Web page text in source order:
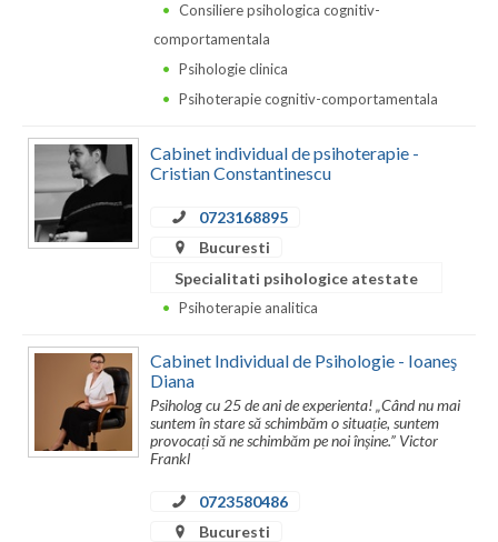
Neamt
Prahova
Sibiu
Suceava
Teleorman
Consiliere psihologica cognitiv-
comportamentala
Psihologie clinica
Psihoterapie cognitiv-comportamentala
Cabinet individual de psihoterapie -
Cristian Constantinescu
0723168895
Bucuresti
Specialitati psihologice atestate
Psihoterapie analitica
Cabinet Individual de Psihologie - Ioaneş
Diana
Psiholog cu 25 de ani de experienta! „Când nu mai
suntem în stare să schimbăm o situație, suntem
provocați să ne schimbăm pe noi înșine.” Victor
Frankl
0723580486
Bucuresti